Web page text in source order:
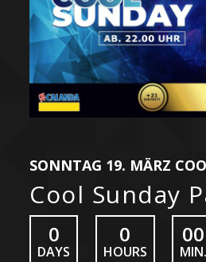
SONNTAG 19. MÄRZ
Cool Sunday
0
DAYS
0
HOURS
00
MIN.